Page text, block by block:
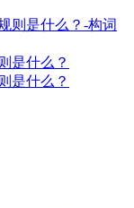
是什么？
是什么？